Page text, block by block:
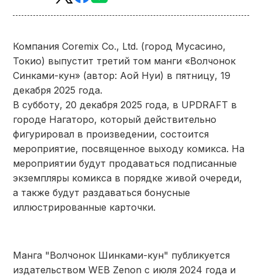
Компания Coremix Co., Ltd. (город Мусасино,
Токио) выпустит третий том манги «Волчонок
Синками-кун» (автор: Аой Нуи) в пятницу, 19
декабря 2025 года.
В субботу, 20 декабря 2025 года, в UPDRAFT в
городе Нагаторо, который действительно
фигурировал в произведении, состоится
мероприятие, посвященное выходу комикса. На
мероприятии будут продаваться подписанные
экземпляры комикса в порядке живой очереди,
а также будут раздаваться бонусные
иллюстрированные карточки.
Манга "Волчонок Шинками-кун" публикуется
издательством WEB Zenon с июля 2024 года и